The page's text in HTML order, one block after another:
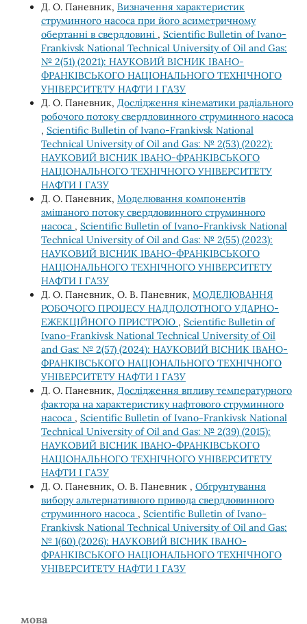
Д. О. Паневник, Визначення характеристик
струминного насоса при його асиметричному
обертанні в свердловині , Scientific Bulletin of Ivano-
Frankivsk National Technical University of Oil and Gas:
№ 2(51) (2021): НАУКОВИЙ ВІСНИК ІВАНО-
ФРАНКІВСЬКОГО НАЦІОНАЛЬНОГО ТЕХНІЧНОГО
УНІВЕРСИТЕТУ НАФТИ І ГАЗУ
Д. О. Паневник, Дослідження кінематики радіального
робочого потоку свердловинного струминного насоса
, Scientific Bulletin of Ivano-Frankivsk National
Technical University of Oil and Gas: № 2(53) (2022):
НАУКОВИЙ ВІСНИК ІВАНО-ФРАНКІВСЬКОГО
НАЦІОНАЛЬНОГО ТЕХНІЧНОГО УНІВЕРСИТЕТУ
НАФТИ І ГАЗУ
Д. О. Паневник, Моделювання компонентів
змішаного потоку свердловинного струминного
насоса , Scientific Bulletin of Ivano-Frankivsk National
Technical University of Oil and Gas: № 2(55) (2023):
НАУКОВИЙ ВІСНИК ІВАНО-ФРАНКІВСЬКОГО
НАЦІОНАЛЬНОГО ТЕХНІЧНОГО УНІВЕРСИТЕТУ
НАФТИ І ГАЗУ
Д. О. Паневник, О. В. Паневник, МОДЕЛЮВАННЯ
РОБОЧОГО ПРОЦЕСУ НАДДОЛОТНОГО УДАРНО-
ЕЖЕКЦІЙНОГО ПРИСТРОЮ , Scientific Bulletin of
Ivano-Frankivsk National Technical University of Oil
and Gas: № 2(57) (2024): НАУКОВИЙ ВІСНИК ІВАНО-
ФРАНКІВСЬКОГО НАЦІОНАЛЬНОГО ТЕХНІЧНОГО
УНІВЕРСИТЕТУ НАФТИ І ГАЗУ
Д. О. Паневник, Дослідження впливу температурного
фактора на характеристику нафтового струминного
насоса , Scientific Bulletin of Ivano-Frankivsk National
Technical University of Oil and Gas: № 2(39) (2015):
НАУКОВИЙ ВІСНИК ІВАНО-ФРАНКІВСЬКОГО
НАЦІОНАЛЬНОГО ТЕХНІЧНОГО УНІВЕРСИТЕТУ
НАФТИ І ГАЗУ
Д. О. Паневник, О. В. Паневник , Обгрунтування
вибору альтернативного привода свердловинного
струминного насоса , Scientific Bulletin of Ivano-
Frankivsk National Technical University of Oil and Gas:
№ 1(60) (2026): НАУКОВИЙ ВІСНИК ІВАНО-
ФРАНКІВСЬКОГО НАЦІОНАЛЬНОГО ТЕХНІЧНОГО
УНІВЕРСИТЕТУ НАФТИ І ГАЗУ
мова